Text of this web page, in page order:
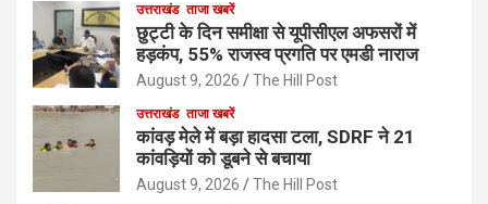
उत्तराखंड ताजा खबरें
छुट्टी के दिन समीक्षा से यूपीसीएल अफसरों में
हड़कंप, 55% राजस्व प्रगति पर एमडी नाराज
August 9, 2026 The Hill Post
उत्तराखंड ताजा खबरें
कांवड़ मेले में बड़ा हादसा टला, SDRF ने 21
कांवड़ियों को डूबने से बचाया
August 9, 2026 The Hill Post